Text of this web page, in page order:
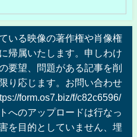
いる映像の著作権や肖像権
帰属いたします。申しわけ
要望、問題がある記事を削
り応じます。お問い合わせ
form.os7.biz/f/c82c6596/
へのアップロードは行なっ
を目的としていません、埋